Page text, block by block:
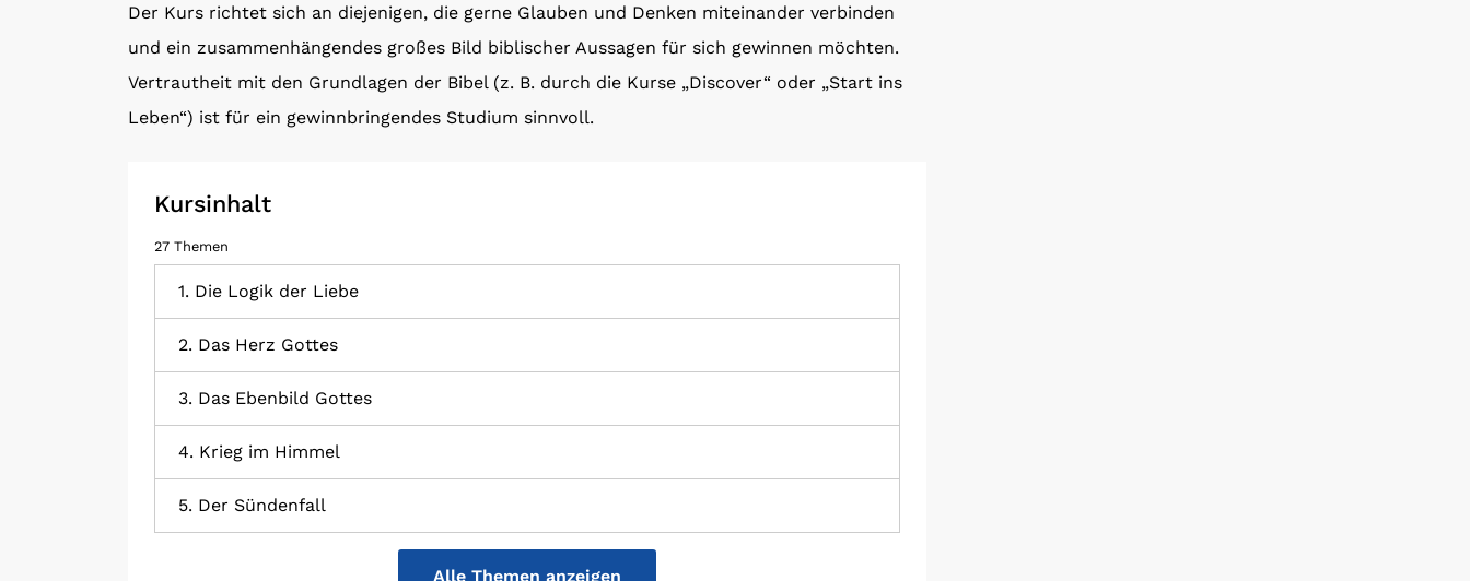
Der Kurs richtet sich an diejenigen, die gerne Glauben und Denken miteinander verbinden
und ein zusammenhängendes großes Bild biblischer Aussagen für sich gewinnen möchten.
Vertrautheit mit den Grundlagen der Bibel (z. B. durch die Kurse „Discover“ oder „Start ins
Leben“) ist für ein gewinnbringendes Studium sinnvoll.
Kursinhalt
27 Themen
1. Die Logik der Liebe
2. Das Herz Gottes
3. Das Ebenbild Gottes
4. Krieg im Himmel
5. Der Sündenfall
Alle Themen anzeigen